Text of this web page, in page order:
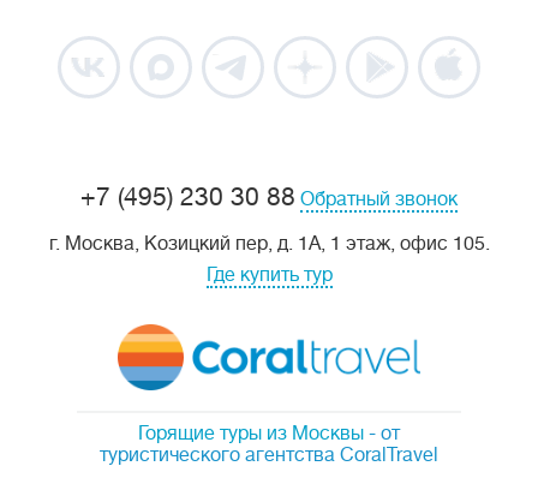
Горящие туры из Москвы - от
туристического агентства CoralTravel
+7 (495) 230 30 88 Обратный звонок
г. Москва, Козицкий пер, д. 1А, 1 этаж, офис 105.
Где купить тур